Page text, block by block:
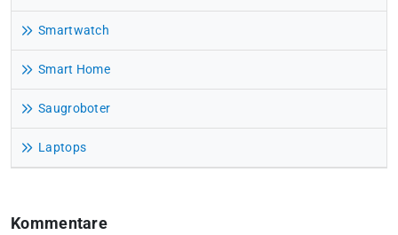
Smartwatch
Smart Home
Saugroboter
Laptops
Kommentare